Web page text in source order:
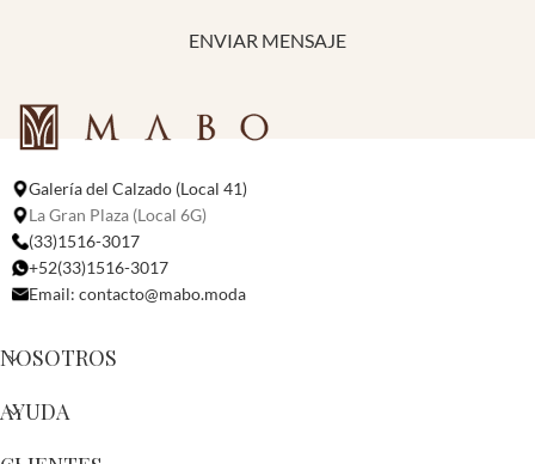
ENVIAR MENSAJE
Galería del Calzado (Local 41)
La Gran Plaza (Local 6G)
(33)1516-3017
+52(33)1516-3017
Email: contacto@mabo.moda
NOSOTROS
AYUDA